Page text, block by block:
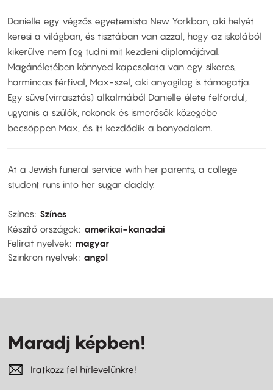
Danielle egy végzős egyetemista New Yorkban, aki helyét
keresi a világban, és tisztában van azzal, hogy az iskolából
kikerülve nem fog tudni mit kezdeni diplomájával.
Magánéletében könnyed kapcsolata van egy sikeres,
harmincas férfival, Max-szel, aki anyagilag is támogatja.
Egy süve(virrasztás) alkalmából Danielle élete felfordul,
ugyanis a szülők, rokonok és ismerősök közegébe
becsöppen Max, és itt kezdődik a bonyodalom.
At a Jewish funeral service with her parents, a college
student runs into her sugar daddy.
Színes Színes
Készítő országok
amerikai-kanadai
Felirat nyelvek
magyar
Szinkron nyelvek
angol
Maradj képben!
Iratkozz fel hírlevelünkre!